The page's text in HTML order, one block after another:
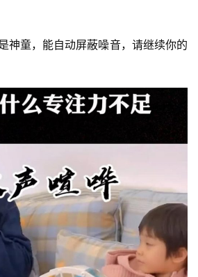
神童，能自动屏蔽噪音，请继续你的